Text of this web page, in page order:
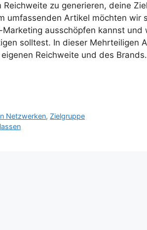
Reichweite zu generieren, deine
umfassenden Artikel möchten wir
ausschöpfen kannst
solltest. In dieser Mehrteiligen
Reichweite und des Brands.
Netzwerken, Zielgruppe